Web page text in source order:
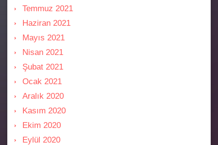
Temmuz 2021
Haziran 2021
Mayıs 2021
Nisan 2021
Şubat 2021
Ocak 2021
Aralık 2020
Kasım 2020
Ekim 2020
Eylül 2020